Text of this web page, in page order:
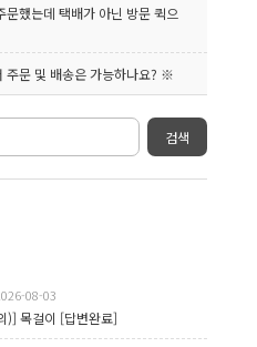
했는데 택배가 아닌 방문 퀵으
문 및 배송은 가능하나요? ※
검색
08-03
)] 목걸이 [답변완료]